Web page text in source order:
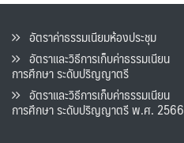
อัตราค่าธรรมเนียมห้องประชุม
อัตราและวิธีการเก็บค่าธรรมเนียน
การศึกษา ระดับปริญญาตรี
อัตราและวิธีการเก็บค่าธรรมเนียน
การศึกษา ระดับปริญญาตรี พ.ศ. 2566